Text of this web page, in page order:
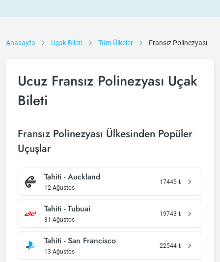
Anasayfa Uçak Bileti Tüm Ülkeler Fransız Polinezyası
Ucuz Fransız Polinezyası Uçak
Bileti
Fransız Polinezyası Ülkesinden Popüler
Uçuşlar
Tahiti - Auckland
12 Ağustos
17445 ₺
Tahiti - Tubuai
31 Ağustos
19743 ₺
Tahiti - San Francisco
13 Ağustos
22544 ₺